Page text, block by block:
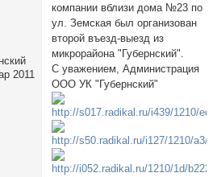
2011
компании вблизи дома №23 по
ул. Земская был организован
второй въезд-выезд из
микрорайона "Губернский".
С уважением, Администрация
ООО УК "Губернский"